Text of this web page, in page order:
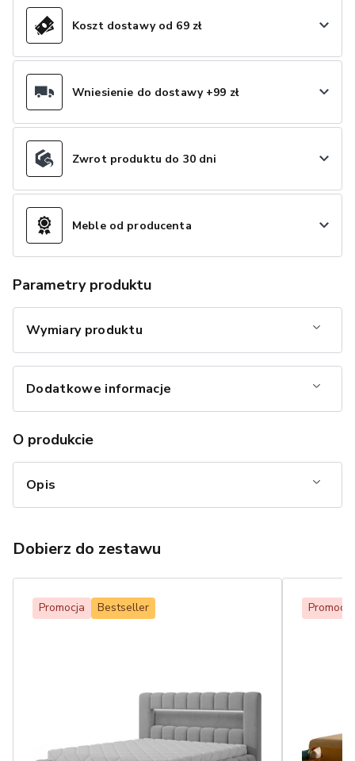
Koszt dostawy od 69 zł
Wniesienie do dostawy +99 zł
Zwrot produktu do 30 dni
Meble od producenta
Parametry produktu
Wymiary produktu
Dodatkowe informacje
O produkcie
Opis
Dobierz do zestawu
Promocja Bestseller Promocja